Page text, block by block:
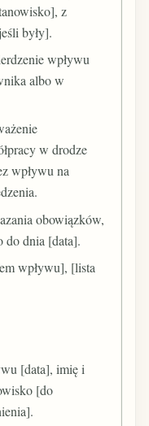
z
były].
wpływu
albo w
w drodze
wpływu na
obowiązków,
do dnia [data].
wpływu], [lista
[data], imię i
[do